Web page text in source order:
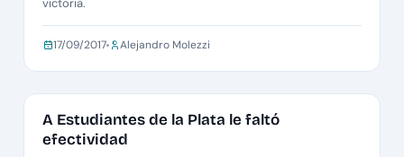
victoria.
17/09/2017 Alejandro Molezzi
METRO CABALLEROS B
A Estudiantes de la Plata le faltó
efectividad